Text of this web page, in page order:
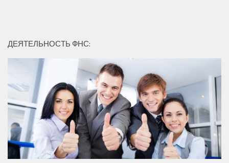
ДЕЯТЕЛЬНОСТЬ ФНС: